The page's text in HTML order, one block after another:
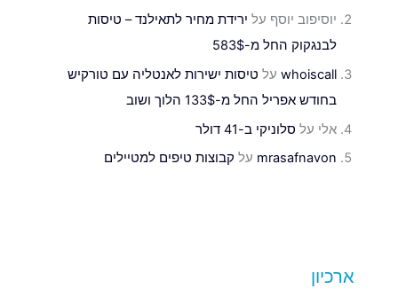
יוסיפוב יוסף על ירידת מחיר לתאילנד – טיסות
לבנגקוק החל מ-583$
whoiscall על טיסות ישירות לאנטליה עם טורקיש
בחודש אפריל החל מ-133$ הלוך ושוב
אלי על סלוניקי ב-41 דולר
mrasafnavon על קבוצות טיפים למטיילים
ארכיון